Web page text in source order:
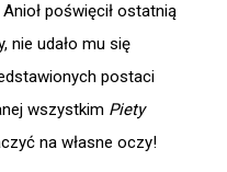
poświęcił ostatnią
nie udało mu się
postaci
wszystkim Piety
na własne oczy!